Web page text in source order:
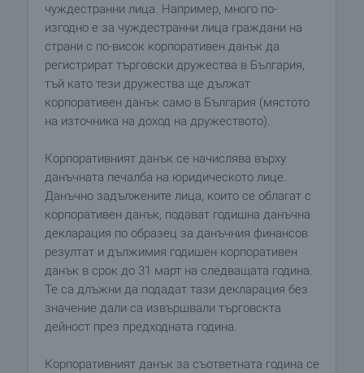
чуждестранни лица. Например, много по-
изгодно е за чуждестранни лица граждани на
страни с по-висок корпоративен данък да
регистрират търговски дружества в България,
тъй като тези дружества ще дължат
корпоративен данък само в България (мястото
на източника на доход на дружеството).
Корпоративният данък се начислява върху
данъчната печалба на юридическото лице.
Данъчно задължените лица, които се облагат с
корпоративен данък, подават годишна данъчна
декларация по образец за данъчния финансов
резултат и дължимия годишен корпоративен
данък в срок до 31 март на следващата година.
Те са длъжни да подадат тази декларация без
значение дали са извършвали търговскта
дейност през предходната година.
Корпоративният данък за съответната година се